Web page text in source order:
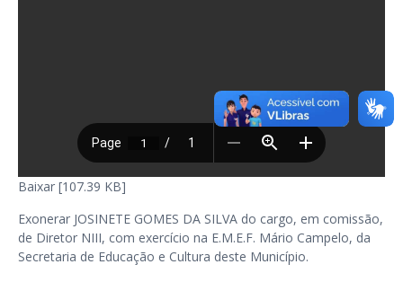
Baixar [107.39 KB]
Exonerar JOSINETE GOMES DA SILVA do cargo, em comissão,
de Diretor NIII, com exercício na E.M.E.F. Mário Campelo, da
Secretaria de Educação e Cultura deste Município.